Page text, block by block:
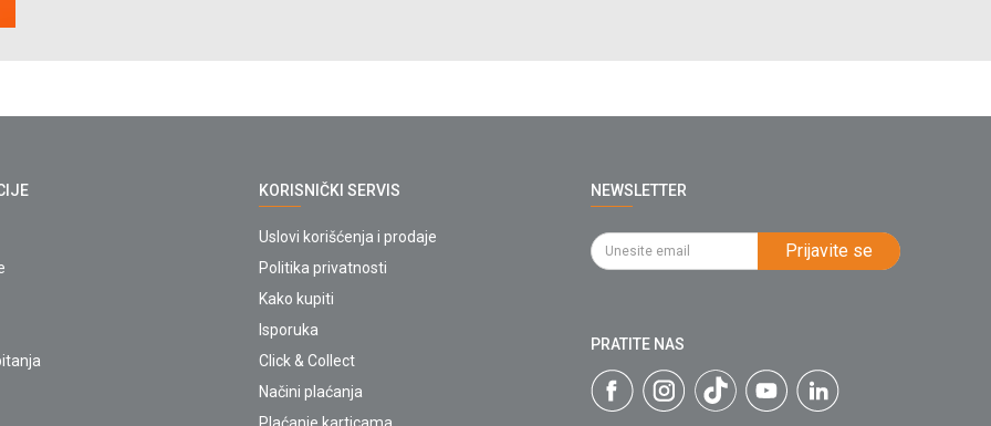
KORISNIČKI SERVIS
Uslovi korišćenja i prodaje
Politika privatnosti
Kako kupiti
Isporuka
Click & Collect
Načini plaćanja
NEWSLETTER
Prijavite se
PRATITE NAS